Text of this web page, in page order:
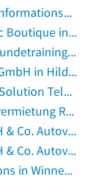
bis Sitepark Informationsmanagement GmbH in Münster, Westfalen
bis Sittee Chic Boutique in Bergen, Kreis Celle
bis sitzplatzhundetraining in Rodgau
bis SiwalTec GmbH in Hildrizhausen
bis Sixmedia Solution Telekommunikation in Varel, Jadebusen
bis Sixt Autovermietung Reservierungszentrale International in Rostock
bis Sixt GmbH & Co. Autovermietung KG in Homburg, Saar
bis Sixt GmbH & Co. Autovermietung KG Station am Hauptbahnhof in Berlin
bis sixtsolutions in Winnenden, Württemberg